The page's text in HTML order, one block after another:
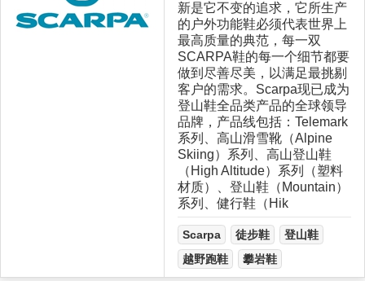
新是它不变的追求，它所生产
的户外功能鞋必须代表世界上
最高质量的典范，每一双
SCARPA鞋的每一个细节都要
做到尽善尽美，以满足最挑剔
客户的需求。Scarpa现已成为
登山鞋全品类产品的全球领导
品牌，产品线包括：Telemark
系列、高山滑雪靴（Alpine
Skiing）系列、高山登山鞋
（High Altitude）系列（塑料
材质）、登山鞋（Mountain）
系列、健行鞋（Hik
Scarpa 徒步鞋
登山鞋
越野跑鞋
攀岩鞋